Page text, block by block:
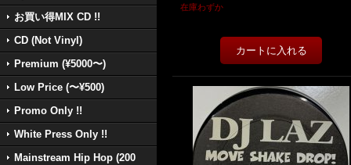
お買い得MIX CD !!
CD (Not Vinyl)
Premium (¥5000〜)
Low Price (〜¥500)
Promo Only !!
White Press Only !!
Mainstream Hip Hop (200
在庫わずか